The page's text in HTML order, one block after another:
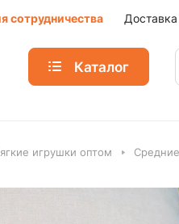
сотрудничества Доставка
Каталог
игрушки оптом